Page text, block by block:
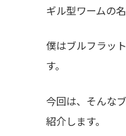
ギル型ワームの
僕はブルフラッ
す。
今回は、そんな
紹介します。